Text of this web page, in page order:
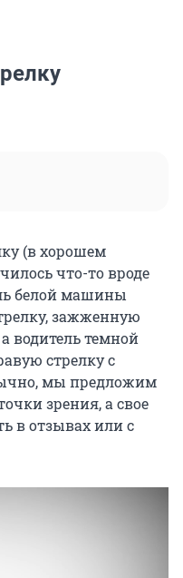
(в хорошем
что-то вроде
белой машины
зажженную
водитель темной
стрелку с
мы предложим
зрения, а свое
в отзывах или с